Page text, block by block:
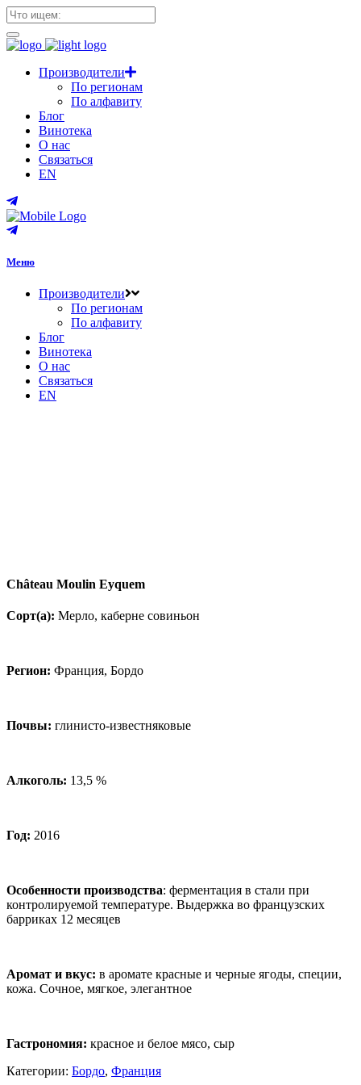
Производители
По регионам
По алфавиту
Блог
Винотека
О нас
Связаться
EN
Меню
Производители
По регионам
По алфавиту
Блог
Винотека
О нас
Связаться
EN
Château Moulin Eyquem
Сорт(а): Мерло, каберне совиньон
Регион: Франция, Бордо
Почвы: глинисто-известняковые
Алкоголь: 13,5 %
Год: 2016
Особенности производства: ферментация в стали при
контролируемой температуре. Выдержка во французских
барриках 12 месяцев
Аромат и вкус: в аромате красные и черные ягоды, специи,
кожа. Сочное, мягкое, элегантное
Гастрономия: красное и белое мясо, сыр
Категории: Бордо, Франция